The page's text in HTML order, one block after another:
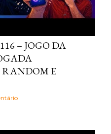
– JOGO DA
E